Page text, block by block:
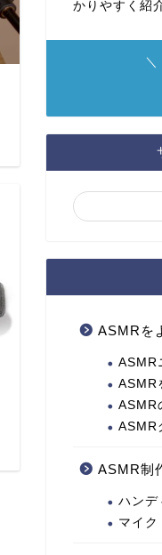
かりやすく紹
ASMRを
ASMR
ASMR
ASMR
ASMR
ASMR制
ハンデ
マイク